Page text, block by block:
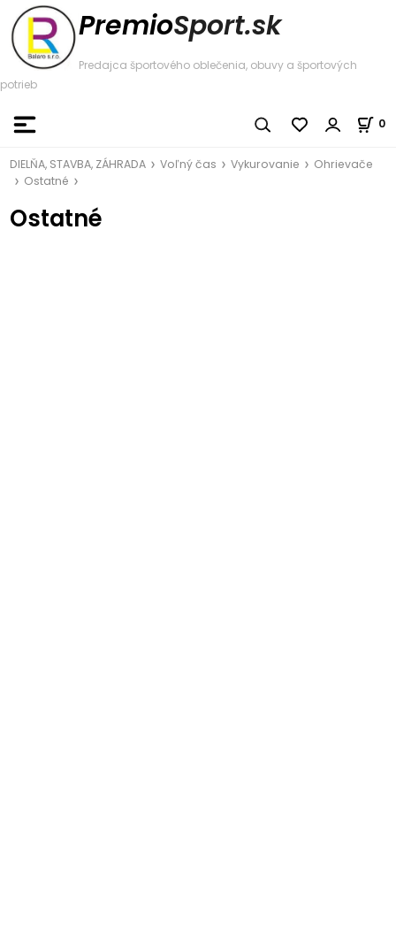
PremioSport.sk
Predajca športového oblečenia, obuvy a športových
potrieb
0
DIELŇA, STAVBA, ZÁHRADA Voľný čas Vykurovanie
Ohrievače
Ostatné
Ostatné